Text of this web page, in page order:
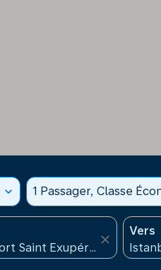
expand_more 1 Passager, Classe
close
Vers